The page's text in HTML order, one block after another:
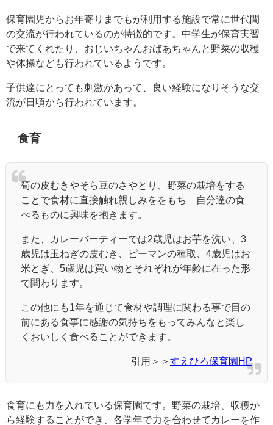
保育園児からお年寄りまでもが利用する施設で常に世代間
の交流が行われているのが特徴的です。中学生が保育実習
で来てくれたり、おじいちゃんおばあちゃんと野菜の収穫
や体操なども行われているようです。
子供達にとっても刺激があって、良い経験になりそうな交
流が日頃から行われています。
食育
筍の皮むきやそら豆のさやとり、野菜の栽培をする
ことで食材に直接触れ親しみををもち 自分達の食
べるものに興味を抱きます。
また、カレーバーティーでは2歳児はお芋を洗い、3
歳児は玉ねぎの皮むき、ピーマンの種取、4歳児はお
米とぎ、5歳児は買い物とそれぞれが年齢に在った形
で関わります。
この他にも1年を通じて食材や調理に関わる事で目の
前にある食事に感謝の気持ちをもってみんなと楽し
くおいしく食べることができます。
引用＞＞ すえひろ保育園HP
食育にも力を入れている保育園です。野菜の栽培、収穫か
ら経験することができ、各学年で力を合わせてカレーを作